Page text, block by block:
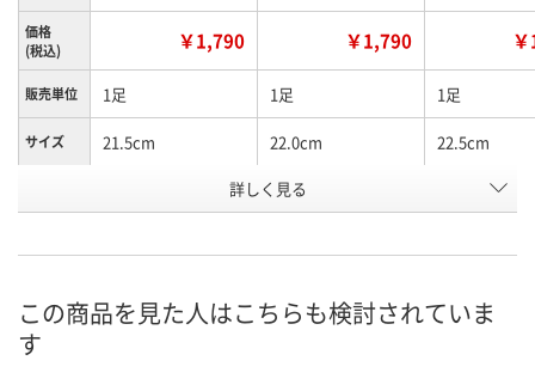
価格
(税込)
￥1,790 ￥1,790
販売単位 1足 1足 1足
サイズ 21.5cm 22.0cm 22.5cm
2583609 2583627
詳しく見る
この商品を見た人はこちらも検討されていま
す